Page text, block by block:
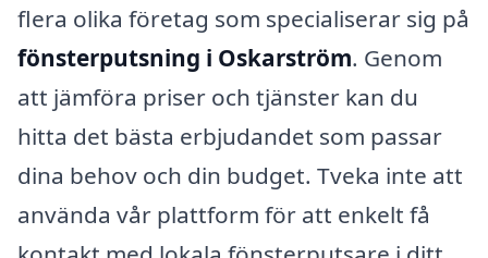
flera olika företag som specialiserar sig på
fönsterputsning i Oskarström. Genom
att jämföra priser och tjänster kan du
hitta det bästa erbjudandet som passar
dina behov och din budget. Tveka inte att
använda vår plattform för att enkelt få